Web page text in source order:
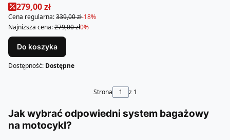
Cena promocyjna
279,00 zł
Cena regularna:339,00 zł-18%
Najniższa cena:279,00 zł0%
Do koszyka
Dostępność: Dostępne
Strona z 1
Jak wybrać odpowiedni system bagażowy
na motocykl?